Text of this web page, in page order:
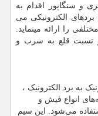
و سنگاپور اقدام به
الکترونیکی می
را ارائه مینماید.
نسبت قلع به سرب و
به برد الکترونیک ،
انواع فیش و
می‌شود. این سیم